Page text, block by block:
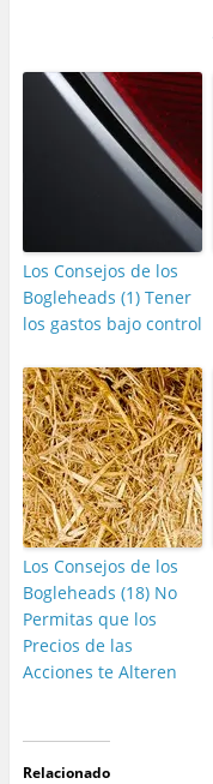
Los Consejos de los
Bogleheads (1) Tener
los gastos bajo control
Los Consejos de los
Bogleheads (18) No
Permitas que los
Precios de las
Acciones te Alteren
Relacionado